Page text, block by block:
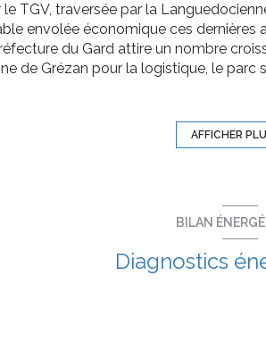
le TGV, traversée par la
envolée économique ces
du Gard attire un nombre
de Grézan pour la logistique, le
Une référence pour l’événementiel,
T2 de 40m² avec une
ouverte, d'une chambre aux
votre appartement, n’hésitez
la Loi Pinel pour les investisseurs
à moins de 3%,
AFFICHER
BILAN
Diagnostics